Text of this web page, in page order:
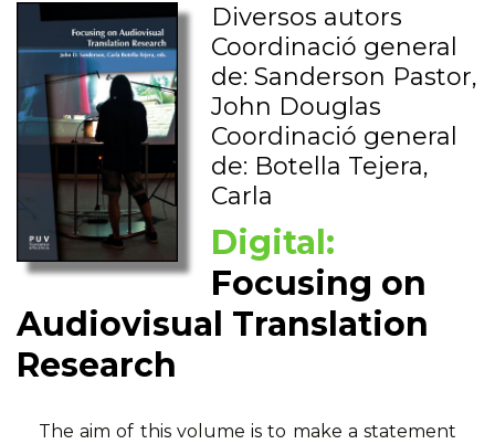
Diversos autors
Coordinació general
de: Sanderson Pastor,
John Douglas
Coordinació general
de: Botella Tejera,
Carla
Digital:
Focusing on
Audiovisual Translation
Research
The aim of this volume is to make a statement